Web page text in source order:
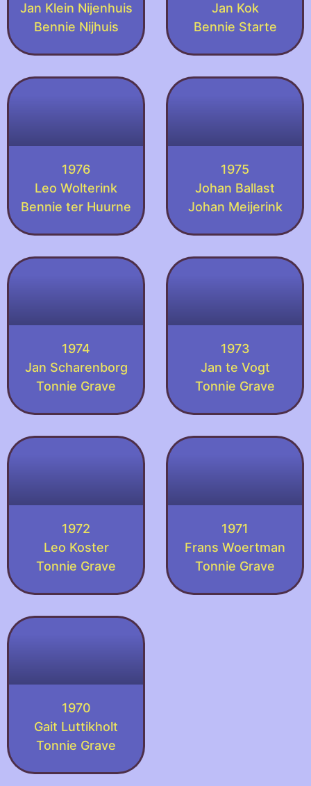
Jan Klein Nijenhuis
Bennie Nijhuis
Jan Kok
Bennie Starte
1976
Leo Wolterink
Bennie ter Huurne
1975
Johan Ballast
Johan Meijerink
1974
Jan Scharenborg
Tonnie Grave
1973
Jan te Vogt
Tonnie Grave
1972
Leo Koster
Tonnie Grave
1971
Frans Woertman
Tonnie Grave
1970
Gait Luttikholt
Tonnie Grave